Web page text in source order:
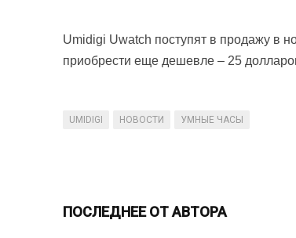
Umidigi Uwatch поступят в продажу в
приобрести еще дешевле – 25
UMIDIGI НОВОСТИ УМНЫЕ ЧАСЫ
ПОСЛЕДНЕЕ ОТ АВТОРА